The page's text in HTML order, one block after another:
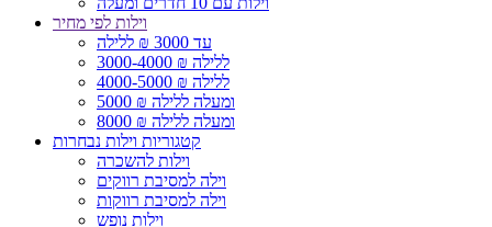
וילות לפי מחיר
עד 3000 ₪ ללילה
3000-4000 ₪ ללילה
4000-5000 ₪ ללילה
5000 ₪ ומעלה ללילה
8000 ₪ ומעלה ללילה
קטגוריות וילות נבחרות
וילות להשכרה
וילה למסיבת רווקים
וילה למסיבת רווקות
וילות נופש